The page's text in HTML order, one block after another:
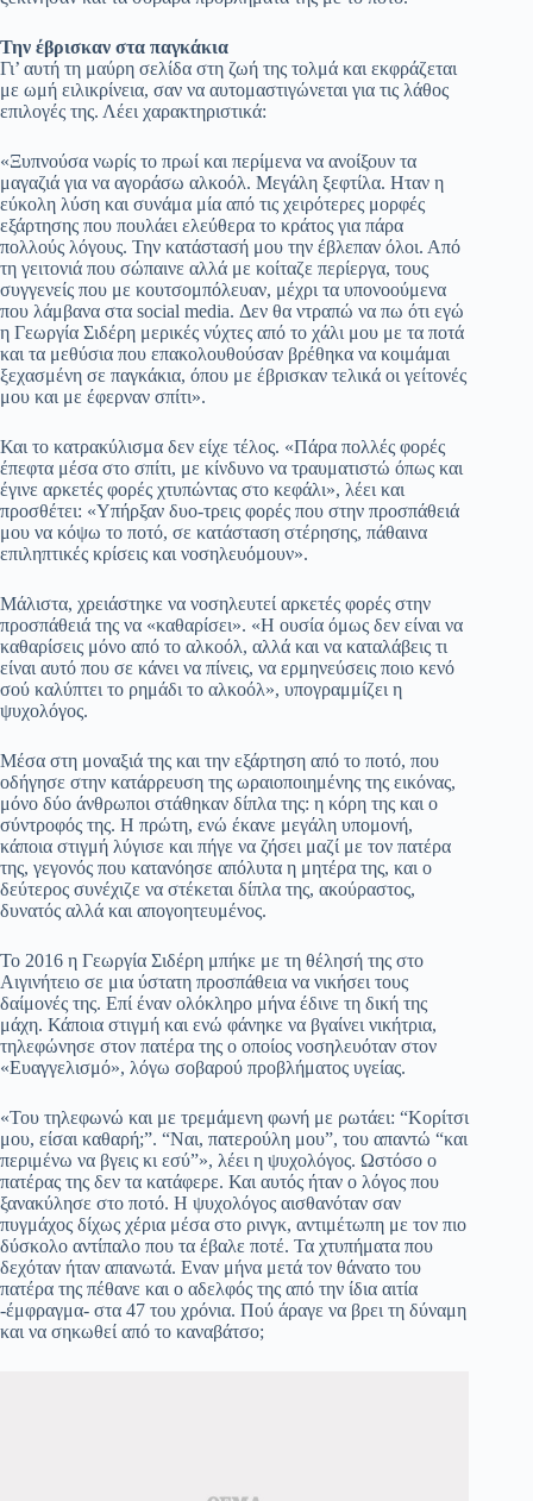
Την έβρισκαν στα παγκάκια
Γι’ αυτή τη μαύρη σελίδα στη ζωή της τολμά και εκφράζεται
με ωμή ειλικρίνεια, σαν να αυτομαστιγώνεται για τις λάθος
επιλογές της. Λέει χαρακτηριστικά:
«Ξυπνούσα νωρίς το πρωί και περίμενα να ανοίξουν τα
μαγαζιά για να αγοράσω αλκοόλ. Μεγάλη ξεφτίλα. Ηταν η
εύκολη λύση και συνάμα μία από τις χειρότερες μορφές
εξάρτησης που πουλάει ελεύθερα το κράτος για πάρα
πολλούς λόγους. Την κατάστασή μου την έβλεπαν όλοι. Από
τη γειτονιά που σώπαινε αλλά με κοίταζε περίεργα, τους
συγγενείς που με κουτσομπόλευαν, μέχρι τα υπονοούμενα
που λάμβανα στα social media. Δεν θα ντραπώ να πω ότι εγώ
η Γεωργία Σιδέρη μερικές νύχτες από το χάλι μου με τα ποτά
και τα μεθύσια που επακολουθούσαν βρέθηκα να κοιμάμαι
ξεχασμένη σε παγκάκια, όπου με έβρισκαν τελικά οι γείτονές
μου και με έφερναν σπίτι».
Και το κατρακύλισμα δεν είχε τέλος. «Πάρα πολλές φορές
έπεφτα μέσα στο σπίτι, με κίνδυνο να τραυματιστώ όπως και
έγινε αρκετές φορές χτυπώντας στο κεφάλι», λέει και
προσθέτει: «Υπήρξαν δυο-τρεις φορές που στην προσπάθειά
μου να κόψω το ποτό, σε κατάσταση στέρησης, πάθαινα
επιληπτικές κρίσεις και νοσηλευόμουν».
Μάλιστα, χρειάστηκε να νοσηλευτεί αρκετές φορές στην
προσπάθειά της να «καθαρίσει». «Η ουσία όμως δεν είναι να
καθαρίσεις μόνο από το αλκοόλ, αλλά και να καταλάβεις τι
είναι αυτό που σε κάνει να πίνεις, να ερμηνεύσεις ποιο κενό
σού καλύπτει το ρημάδι το αλκοόλ», υπογραμμίζει η
ψυχολόγος.
Μέσα στη μοναξιά της και την εξάρτηση από το ποτό, που
οδήγησε στην κατάρρευση της ωραιοποιημένης της εικόνας,
μόνο δύο άνθρωποι στάθηκαν δίπλα της: η κόρη της και ο
σύντροφός της. Η πρώτη, ενώ έκανε μεγάλη υπομονή,
κάποια στιγμή λύγισε και πήγε να ζήσει μαζί με τον πατέρα
της, γεγονός που κατανόησε απόλυτα η μητέρα της, και ο
δεύτερος συνέχιζε να στέκεται δίπλα της, ακούραστος,
δυνατός αλλά και απογοητευμένος.
Το 2016 η Γεωργία Σιδέρη μπήκε με τη θέλησή της στο
Αιγινήτειο σε μια ύστατη προσπάθεια να νικήσει τους
δαίμονές της. Επί έναν ολόκληρο μήνα έδινε τη δική της
μάχη. Κάποια στιγμή και ενώ φάνηκε να βγαίνει νικήτρια,
τηλεφώνησε στον πατέρα της ο οποίος νοσηλευόταν στον
«Ευαγγελισμό», λόγω σοβαρού προβλήματος υγείας.
«Του τηλεφωνώ και με τρεμάμενη φωνή με ρωτάει: “Κορίτσι
μου, είσαι καθαρή;”. “Ναι, πατερούλη μου”, του απαντώ “και
περιμένω να βγεις κι εσύ”», λέει η ψυχολόγος. Ωστόσο ο
πατέρας της δεν τα κατάφερε. Και αυτός ήταν ο λόγος που
ξανακύλησε στο ποτό. Η ψυχολόγος αισθανόταν σαν
πυγμάχος δίχως χέρια μέσα στο ρινγκ, αντιμέτωπη με τον πιο
δύσκολο αντίπαλο που τα έβαλε ποτέ. Τα χτυπήματα που
δεχόταν ήταν απανωτά. Εναν μήνα μετά τον θάνατο του
πατέρα της πέθανε και ο αδελφός της από την ίδια αιτία
-έμφραγμα- στα 47 του χρόνια. Πού άραγε να βρει τη δύναμη
και να σηκωθεί από το καναβάτσο;